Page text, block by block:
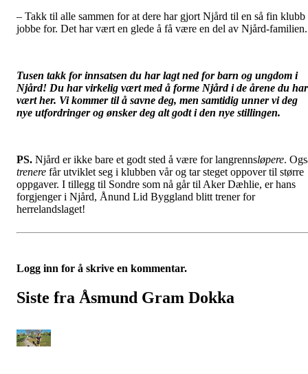
– Takk til alle sammen for at dere har gjort Njård til en så fin klubb
jobbe for. Det har vært en glede å få være en del av Njård-familien.
Tusen takk for innsatsen du har lagt ned for barn og ungdom i
Njård! Du har virkelig vært med å forme Njård i de årene du har
vært her. Vi kommer til å savne deg, men samtidig unner vi deg
nye utfordringer og ønsker deg alt godt i den nye stillingen.
PS. Njård er ikke bare et godt sted å være for langrennsløpere.
trenere får utviklet seg i klubben vår og tar steget oppover til større
oppgaver. I tillegg til Sondre som nå går til Aker Dæhlie, er hans
forgjenger i Njård, Ånund Lid Byggland blitt trener for
herrelandslaget!
Logg inn for å skrive en kommentar.
Siste fra Åsmund Gram Dokka